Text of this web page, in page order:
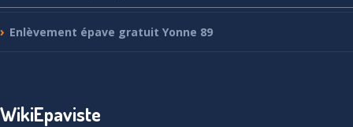
Enlèvement épave gratuit Yonne 89
WikiEpaviste